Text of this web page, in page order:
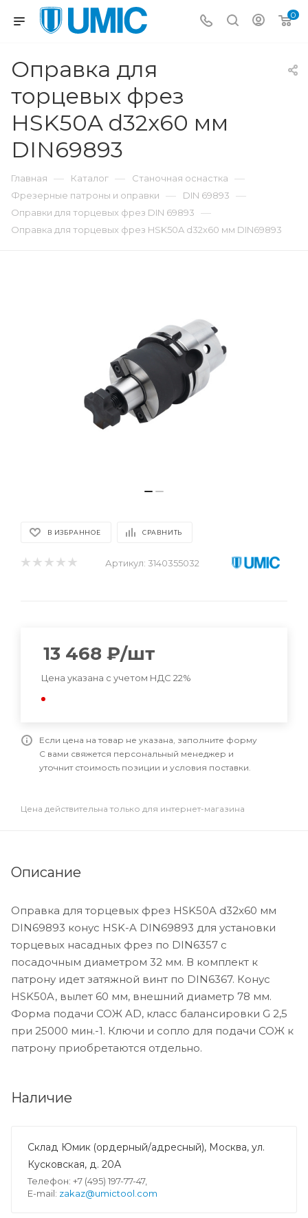
0
Оправка для
торцевых фрез
HSK50A d32x60 мм
DIN69893
Главная — Каталог — Станочная оснастка —
Фрезерные патроны и оправки — DIN 69893 —
Оправки для торцевых фрез DIN 69893 —
Оправка для торцевых фрез HSK50A d32x60 мм DIN69893
В ИЗБРАННОЕ СРАВНИТЬ
Артикул: 3140355032
13 468 ₽/шт
Цена указана с учетом НДС 22%
Если цена на товар не указана, заполните форму
С вами свяжется персональный менеджер и
уточнит стоимость позиции и условия поставки.
Цена действительна только для интернет-магазина
Описание
Оправка для торцевых фрез HSK50A d32x60 мм
DIN69893 конус HSK-A DIN69893 для установки
торцевых насадных фрез по DIN6357 с
посадочным диаметром 32 мм. В комплект к
патрону идет затяжной винт по DIN6367. Конус
HSK50A, вылет 60 мм, внешний диаметр 78 мм.
Форма подачи СОЖ AD, класс балансировки G 2,5
при 25000 мин.-1. Ключи и сопло для подачи СОЖ к
патрону приобретаются отдельно.
Наличие
Склад Юмик (ордерный/адресный), Москва, ул.
Кусковская, д. 20А
Телефон: +7 (495) 197-77-47,
E-mail: zakaz@umictool.com